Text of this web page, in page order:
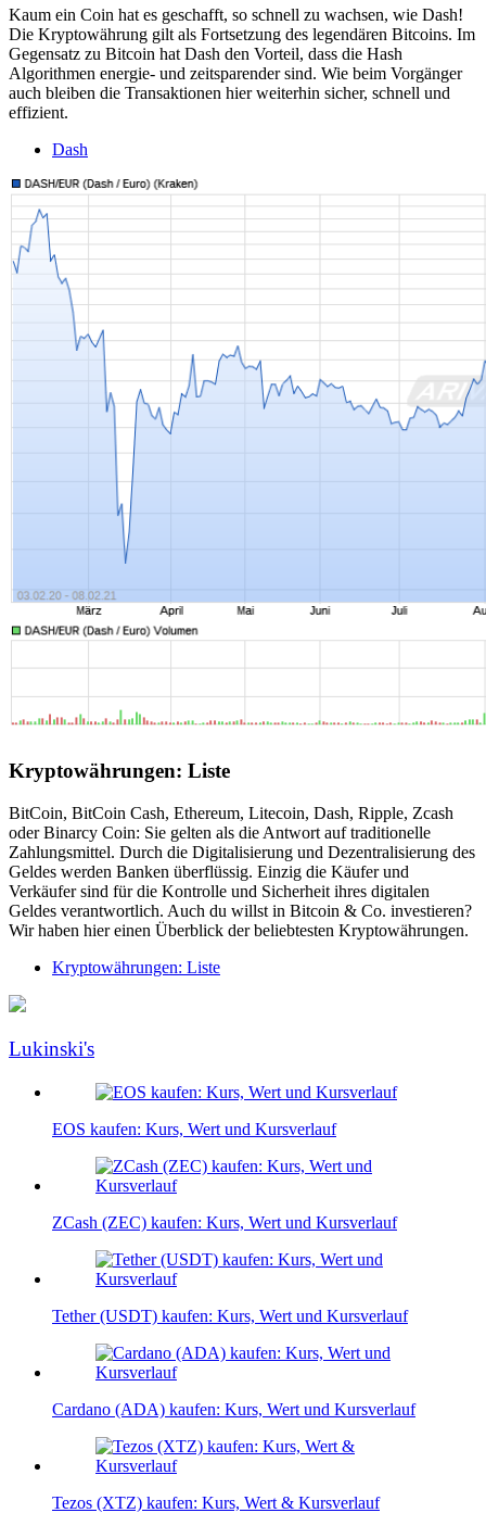
Kaum ein Coin hat es geschafft, so schnell zu wachsen, wie Dash!
Die Kryptowährung gilt als Fortsetzung des legendären Bitcoins. Im
Gegensatz zu Bitcoin hat Dash den Vorteil, dass die Hash
Algorithmen energie- und zeitsparender sind. Wie beim Vorgänger
auch bleiben die Transaktionen hier weiterhin sicher, schnell und
effizient.
Dash
Kryptowährungen: Liste
BitCoin, BitCoin Cash, Ethereum, Litecoin, Dash, Ripple, Zcash
oder Binarcy Coin: Sie gelten als die Antwort auf traditionelle
Zahlungsmittel. Durch die Digitalisierung und Dezentralisierung des
Geldes werden Banken überflüssig. Einzig die Käufer und
Verkäufer sind für die Kontrolle und Sicherheit ihres digitalen
Geldes verantwortlich. Auch du willst in Bitcoin & Co. investieren?
Wir haben hier einen Überblick der beliebtesten Kryptowährungen.
Kryptowährungen: Liste
Lukinski's
EOS kaufen: Kurs, Wert und Kursverlauf
ZCash (ZEC) kaufen: Kurs, Wert und Kursverlauf
Tether (USDT) kaufen: Kurs, Wert und Kursverlauf
Cardano (ADA) kaufen: Kurs, Wert und Kursverlauf
Tezos (XTZ) kaufen: Kurs, Wert & Kursverlauf